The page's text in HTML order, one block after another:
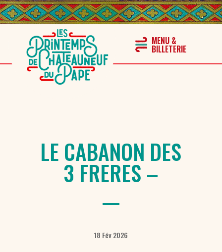
LE CABANON DES
3 FRERES –
18 Fév 2026